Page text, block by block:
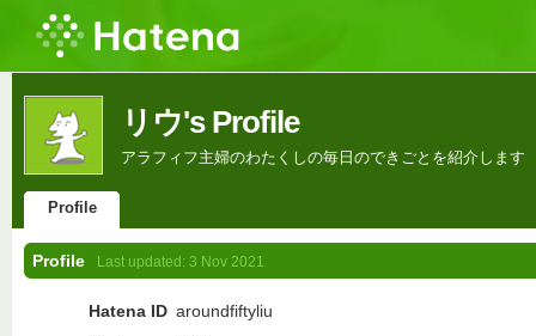
リウ's Profile
アラフィフ主婦のわたくしの毎日のできごとを紹介します
Profile
Profile Last updated: 3 Nov 2021
Hatena ID aroundfiftyliu